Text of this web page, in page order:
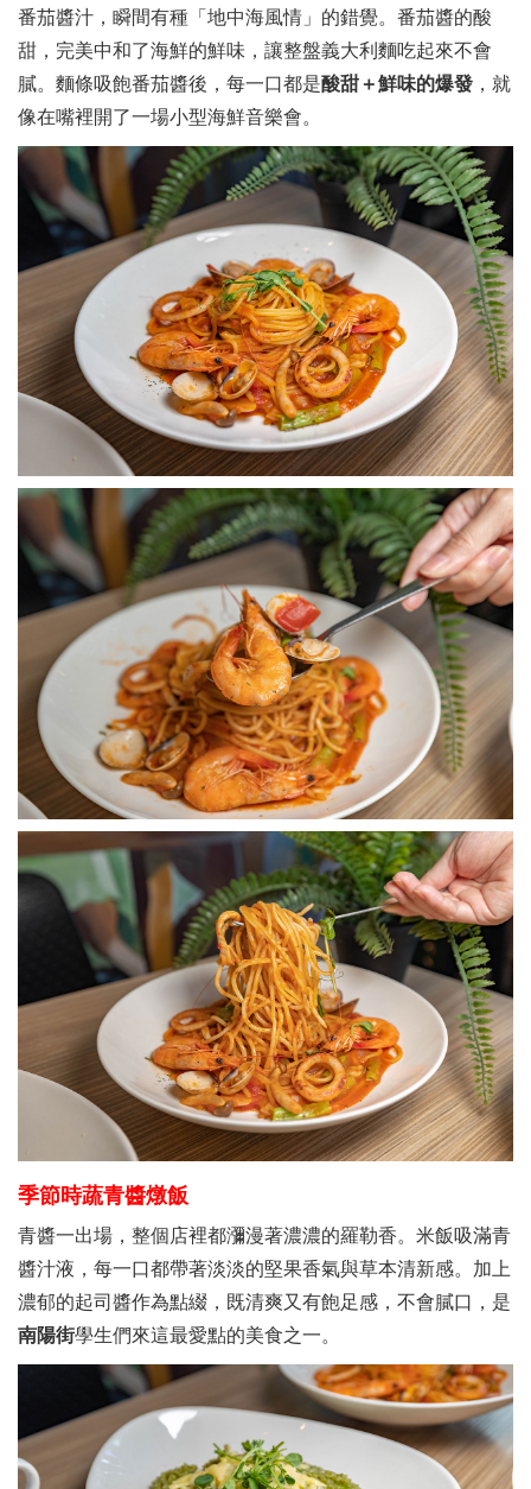
番茄醬汁，瞬間有種「地中海風情」的錯覺。番茄醬的酸
甜，完美中和了海鮮的鮮味，讓整盤義大利麵吃起來不會
膩。麵條吸飽番茄醬後，每一口都是酸甜＋鮮味的爆發 ，就
像在嘴裡開了一場小型海鮮音樂會。
季節時蔬青醬燉飯
青醬一出場，整個店裡都瀰漫著濃濃的羅勒香。米飯吸滿青
醬汁液，每一口都帶著淡淡的堅果香氣與草本清新感。加上
濃郁的起司醬作為點綴，既清爽又有飽足感，不會膩口，是
南陽街學生們來這最愛點的美食之一。